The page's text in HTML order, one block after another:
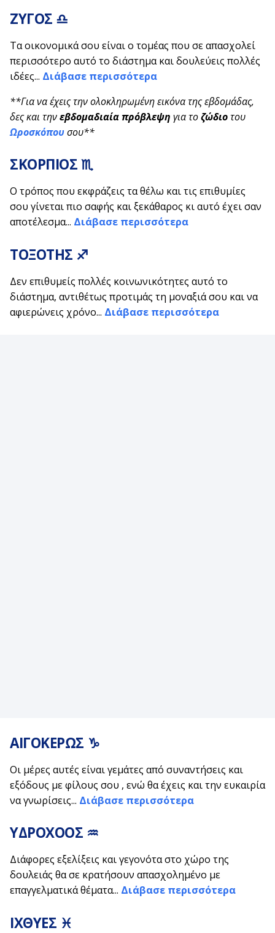
ΖΥΓΟΣ ♎
Τα οικονομικά σου είναι ο τομέας που σε απασχολεί
περισσότερο αυτό το διάστημα και δουλεύεις πολλές
ιδέες... Διάβασε περισσότερα
**Για να έχεις την ολοκληρωμένη εικόνα της εβδομάδας,
δες και τηνεβδομαδιαία πρόβλεψη για τοζώδιοτου
Ωροσκόπουσου**
ΣΚΟΡΠΙΟΣ ♏
Ο τρόπος που εκφράζεις τα θέλω και τις επιθυμίες
σου γίνεται πιο σαφής και ξεκάθαρος κι αυτό έχει σαν
αποτέλεσμα... Διάβασε περισσότερα
ΤΟΞΟΤΗΣ ♐
Δεν επιθυμείς πολλές κοινωνικότητες αυτό το
διάστημα, αντιθέτως προτιμάς τη μοναξιά σου και να
αφιερώνεις χρόνο... Διάβασε περισσότερα
ΑΙΓΟΚΕΡΩΣ ♑
Οι μέρες αυτές είναι γεμάτες από συναντήσεις και
εξόδους με φίλους σου , ενώ θα έχεις και την ευκαιρία
να γνωρίσεις... Διάβασε περισσότερα
ΥΔΡΟΧΟΟΣ ♒
Διάφορες εξελίξεις και γεγονότα στο χώρο της
δουλειάς θα σε κρατήσουν απασχολημένο με
επαγγελματικά θέματα... Διάβασε περισσότερα
ΙΧΘΥΕΣ ♓